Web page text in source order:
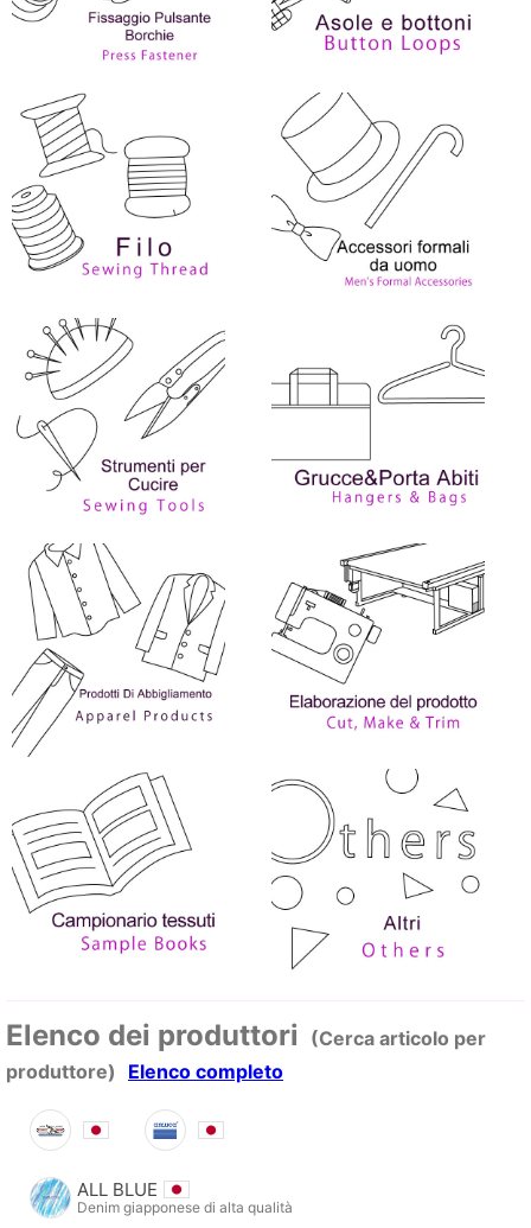
Elenco dei produttori (Cerca articolo per
produttore)
Elenco completo
ALL BLUE
Denim giapponese di alta qualità